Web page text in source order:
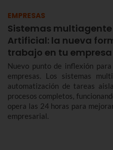
EMPRESAS
Sistemas
Artificial: la nueva
trabajo en tu empresa
Nuevo punto de inflexión
empresas. Los sistemas
automatización de tareas
procesos completos,
opera las 24 horas para
empresarial.